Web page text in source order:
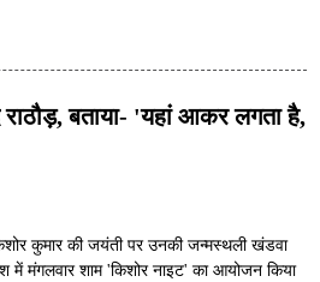
बताया- 'यहां आकर लगता है,
कुमार की जयंती पर उनकी जन्मस्थली खंडवा
मंगलवार शाम 'किशोर नाइट' का आयोजन किया